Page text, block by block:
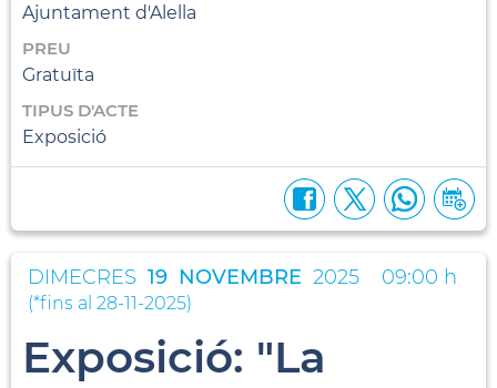
Ajuntament d'Alella
PREU
Gratuïta
TIPUS D'ACTE
Exposició
DIMECRES 19 NOVEMBRE 2025 09:00 h
(*fins al 28-11-2025)
Exposició: "La